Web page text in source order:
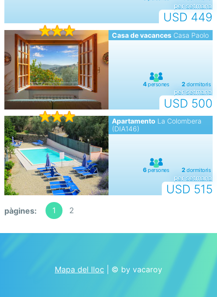
USD 449
per setmana
Casa de vacancesCasa Paolo
USD 500
per setmana
Apartamento La Colombera
(DIA146)
USD 515
per setmana
pàgines: 1 2
Mapa del lloc | © by vacaroy